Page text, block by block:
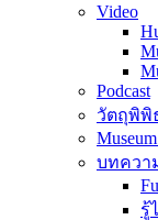
Video
Podcast
วัตถุพิพิ
บทควา
รู้